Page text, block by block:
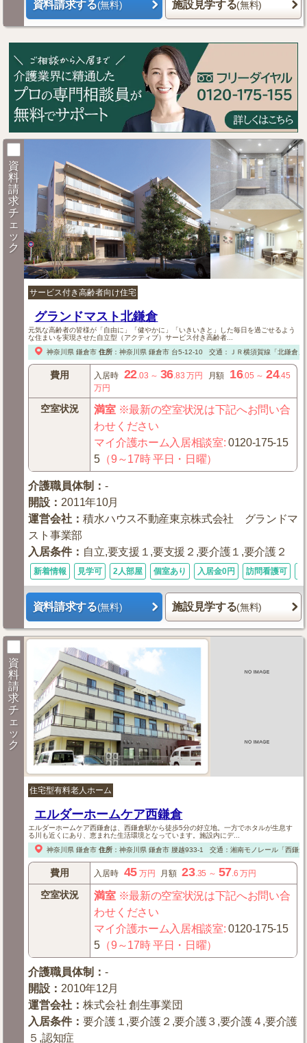
資料請求する(無料) 施設見学する(無料)
資
料
請
求
チ
ェ
ッ
ク
サービス付き高齢者向け住宅
グランドマスト北鎌倉
元気な高齢者の皆様が「自由に」「健やかに」「いきいきと」した毎日を過ごせるよう
な住まいを実現させた自立型（アクティブ）サービス付き高齢者...
神奈川県 鎌倉市 住所： 神奈川県 鎌倉市台5-12-10 交通：ＪＲ横須賀線「北鎌倉
費用 入居時 22.03 ～ 36.83 万円 月額 16.05 ～ 24.45
万円
空室状況 満室※最新の空室状況は下記へお問い合
わせください
マイ介護ホーム入居相談室:0120-175-15
5 （9～17時 平日・日曜）
介護職員体制 ：-
開設 ： 2011年10月
運営会社 ：積水ハウス不動産東京株式会社 グランドマ
スト事業部
入居条件： 自立,要支援１,要支援２,要介護１,要介護２
新着情報 見学可 2人部屋 個室あり 入居金0円 訪問看護可
資料請求する(無料) 施設見学する(無料)
資
料
請
求
チ
ェ
ッ
ク
住宅型有料老人ホーム
エルダーホームケア西鎌倉
エルダーホームケア西鎌倉は、西鎌倉駅から徒歩5分の好立地。一方でホタルが生息す
る川も近くにあり、恵まれた生活環境となっています。施設内にデ...
神奈川県 鎌倉市 住所： 神奈川県 鎌倉市腰越933-1 交通：湘南モノレール「西鎌
費用 入居時 45 万円 月額 23.35 ～ 57 .6 万円
空室状況 満室※最新の空室状況は下記へお問い合
わせください
マイ介護ホーム入居相談室:0120-175-15
5 （9～17時 平日・日曜）
介護職員体制 ：-
開設 ： 2010年12月
運営会社 ：株式会社 創生事業団
入居条件：要介護１,要介護２,要介護３,要介護４,要介護
５,認知症